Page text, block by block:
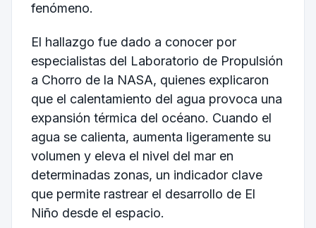
fenómeno.
El hallazgo fue dado a conocer por
especialistas del Laboratorio de Propulsión
a Chorro de la NASA, quienes explicaron
que el calentamiento del agua provoca una
expansión térmica del océano. Cuando el
agua se calienta, aumenta ligeramente su
volumen y eleva el nivel del mar en
determinadas zonas, un indicador clave
que permite rastrear el desarrollo de El
Niño desde el espacio.